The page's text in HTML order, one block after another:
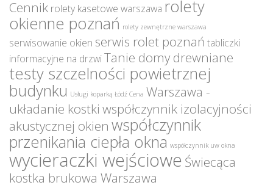
Cennik rolety kasetowe warszawa rolety
okienne poznań rolety zewnętrzne warszawa
serwisowanie okien serwis rolet poznań tabliczki
informacyjne na drzwiTanie domy drewniane
testy szczelności powietrznej
budynku Usługi koparką Łódź Cena Warszawa -
układanie kostki współczynnik izolacyjności
akustycznej okien współczynnik
przenikania ciepła okna współczynnik uw okna
wycieraczki wejściowe Świecąca
kostka brukowa Warszawa